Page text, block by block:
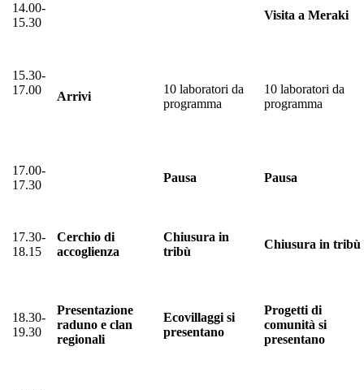
14.00-
15.30
Visita a Meraki
15.30-
17.00
Arrivi
10 laboratori da
programma
10 laboratori da
programma
17.00-
17.30
Pausa Pausa
17.30-
18.15
Cerchio di
accoglienza
Chiusura in
tribù
Chiusura in tribù
18.30-
19.30
Presentazione
raduno e clan
regionali
Ecovillaggi si
presentano
Progetti di
comunità si
presentano